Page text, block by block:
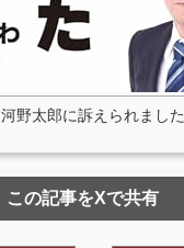
河野太郎に訴えられました
この記事をXで共有